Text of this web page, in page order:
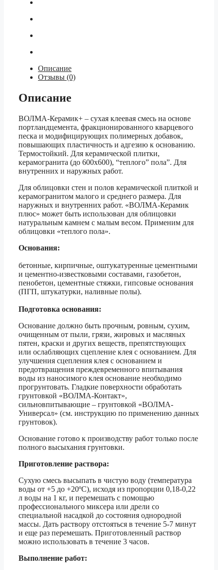
Описание
Отзывы (0)
Описание
ВОЛМА-Керамик+ – сухая клеевая смесь на основе
портландцемента, фракционированного кварцевого
песка и модифицирующих полимерных добавок,
повышающих пластичность и адгезию к основанию.
Термостойкий. Для керамической плитки,
керамогранита (до 600х600), “теплого” пола”. Для
внутренних и наружных работ.
Для облицовки стен и полов керамической плиткой и
керамогранитом малого и среднего размера. Для
наружных и внутренних работ. «ВОЛМА-Керамик
плюс» может быть использован для облицовки
натуральным камнем с малым весом. Применим для
облицовки «теплого пола».
Основания:
бетонные, кирпичные, оштукатуренные цементными
и цементно-известковыми составами, газобетон,
пенобетон, цементные стяжки, гипсовые основания
(ПГП, штукатурки, наливные полы).
Подготовка основания:
Основание должно быть прочным, ровным, сухим,
очищенным от пыли, грязи, жировых и масляных
пятен, краски и других веществ, препятствующих
или ослабляющих сцепление клея с основанием. Для
улучшения сцепления клея с основанием и
предотвращения преждевременного впитывания
воды из наносимого клея основание необходимо
прогрунтовать. Гладкие поверхности обработать
грунтовкой «ВОЛМА-Контакт»,
сильновпитывающие – грунтовкой «ВОЛМА-
Универсал» (см. инструкцию по применению данных
грунтовок).
Основание готово к производству работ только после
полного высыхания грунтовки.
Приготовление раствора:
Сухую смесь высыпать в чистую воду (температура
воды от +5 до +20ºС), исходя из пропорции 0,18-0,22
л воды на 1 кг, и перемешать с помощью
профессионального миксера или дрели со
специальной насадкой до состояния однородной
массы. Дать раствору отстояться в течение 5-7 минут
и еще раз перемешать. Приготовленный раствор
можно использовать в течение 3 часов.
Выполнение работ: